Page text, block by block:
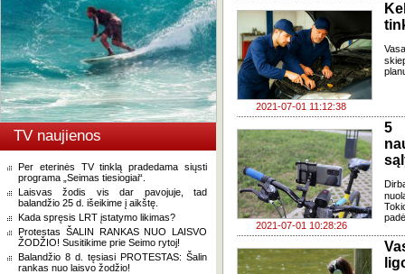
TV naujienos
Per eterinės TV tinklą pradedama siųsti
programa „Seimas tiesiogiai“.
Laisvas žodis vis dar pavojuje, tad
balandžio 25 d. išeikime į aikštę.
Kada spręsis LRT įstatymo likimas?
Protestas ŠALIN RANKAS NUO LAISVO
ŽODŽIO! Susitikime prie Seimo rytoj!
Balandžio 8 d. tęsiasi PROTESTAS: Šalin
rankas nuo laisvo žodžio!
2021-07-01 11:12:38
2021-07-01 10:28:26
5